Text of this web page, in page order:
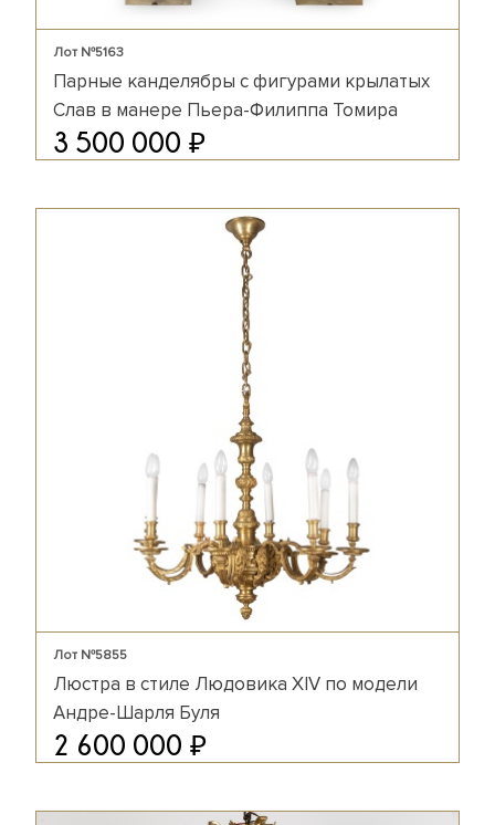
Лот №5163
Парные канделябры с фигурами крылатых
Слав в манере Пьера-Филиппа Томира
3 500 000 ₽
Лот №5855
Люстра в стиле Людовика XIV по модели
Андре-Шарля Буля
2 600 000 ₽